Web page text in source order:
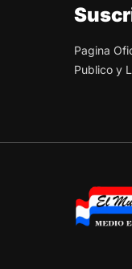
Pagina
Publico y